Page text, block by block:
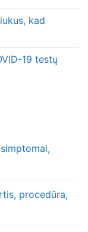
kad
19 testų
procedūra,